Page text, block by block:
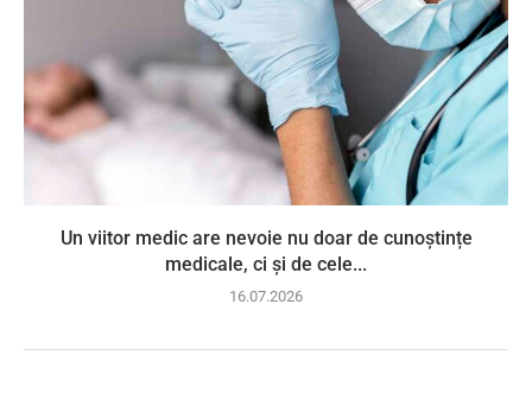
Un viitor medic are nevoie nu doar de cunoștințe
medicale, ci și de cele...
16.07.2026